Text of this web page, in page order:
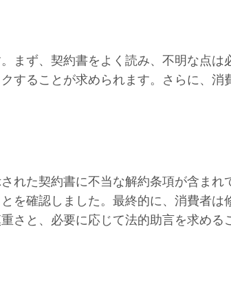
まず、契約書をよく読み、不明な点
することが求められます。さらに、
れた契約書に不当な解約条項が含ま
を確認しました。最終的に、消費者
と、必要に応じて法的助言を求める